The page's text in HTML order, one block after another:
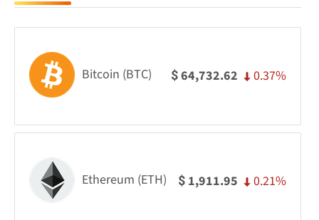
Bitcoin (BTC) $64,732.62 0.37%
Ethereum (ETH) $ 1,911.95 0.21%